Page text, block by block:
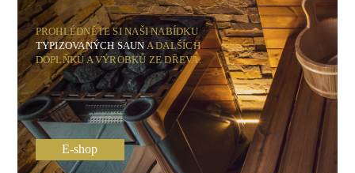
PROHLÉDNĚTE SI NAŠI NABÍDKU
TYPIZOVANÝCH SAUN A DALŠÍCH
DOPLŇKŮ A VÝROBKŮ ZE DŘEVA.
E-shop